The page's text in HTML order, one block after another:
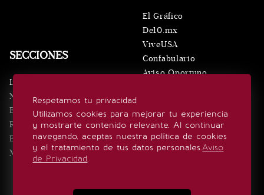
Respetamos tu privacidad
Utilizamos cookies para mejorar tu experiencia
y mostrarte contenido relevante. Al continuar
navegando, aceptas nuestra política de cookies
y el tratamiento de tus datos personales.Aviso
de Privacidad.
SECCIONES
Inicio
Noticias
Eventos
Realeza
Estilo de vida
Minuto x Minuto
El Gráfico
De10.mx
ViveUSA
Confabulario
Aviso Oportuno
SÍGUENOS